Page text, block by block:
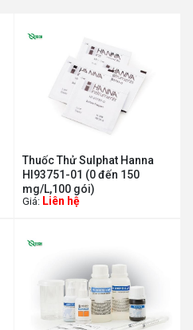
Thuốc Thử Sulphat Hanna
HI93751-01 (0 đến 150
mg/L,100 gói)
Giá: Liên hệ